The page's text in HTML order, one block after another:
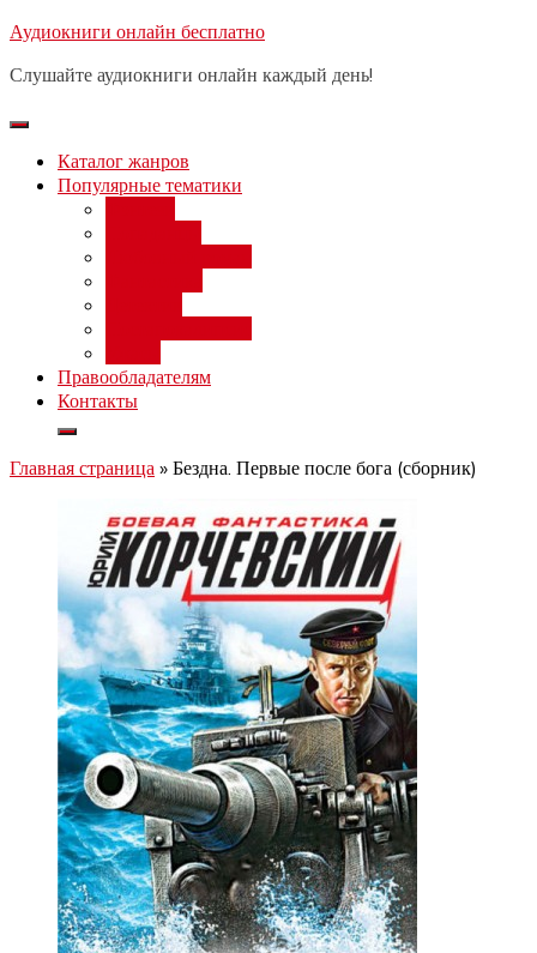
Перейти
содержимому
Аудиокниги онлайн бесплатно
Слушайте аудиокниги онлайн каждый день!
Каталог жанров
Популярные тематики
Правообладателям
Контакты
Главная страница » Бездна. Первые после бога (сборник)
Бесплатный вебинар: заработок
день